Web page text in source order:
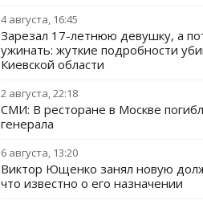
4 августа, 16:45
Зарезал 17-летнюю девушку, а
ужинать: жуткие подробности
Киевской области
2 августа, 22:18
СМИ: В ресторане в Москве
генерала
6 августа, 13:20
Виктор Ющенко занял новую
что известно о его назначении